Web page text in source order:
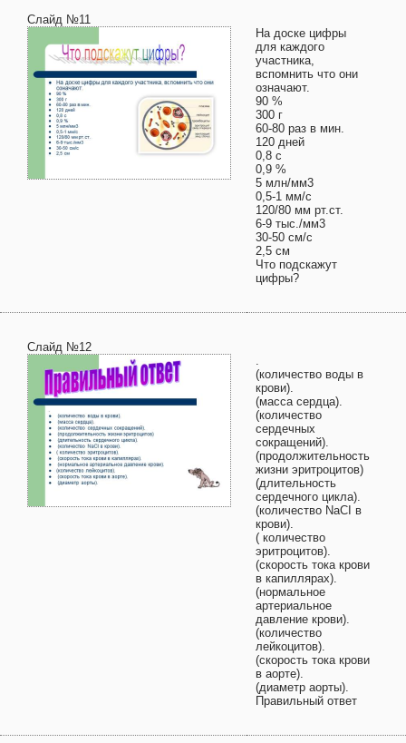
Слайд №11
На доске цифры
для каждого
участника,
вспомнить что они
означают.
90 %
300 г
60-80 раз в мин.
120 дней
0,8 с
0,9 %
5 млн/мм3
0,5-1 мм/с
120/80 мм рт.ст.
6-9 тыс./мм3
30-50 см/с
2,5 см
Что подскажут
цифры?
Слайд №12
.
(количество воды в
крови).
(масса сердца).
(количество
сердечных
сокращений).
(продолжительность
жизни эритроцитов)
(длительность
сердечного цикла).
(количество NaCI в
крови).
( количество
эритроцитов).
(скорость тока крови
в капиллярах).
(нормальное
артериальное
давление крови).
(количество
лейкоцитов).
(скорость тока крови
в аорте).
(диаметр аорты).
Правильный ответ